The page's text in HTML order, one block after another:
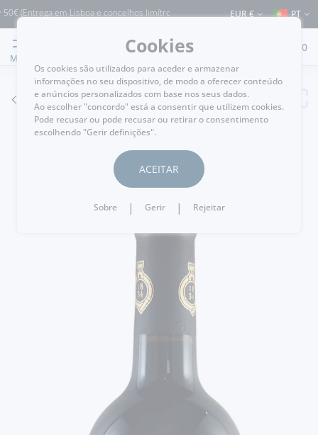
em Lisboa e concelhos limítrofes) ⚠️ Envios para Portugal e para o
EUR € PT
MENU
0
VOLTAR
Cookies
Os cookies são utilizados para aceder e armazenar
informações no seu dispositivo, de modo a oferecer conteúdo
e anúncios personalizados com base nos seus dados.
Ao escolher "concordo" está a consentir que utilizem cookies.
Pode recusar ou pode recusar ou retirar o consentimento
escolhendo "Gerir definições".
ACEITAR
Sobre | Gerir | Rejeitar